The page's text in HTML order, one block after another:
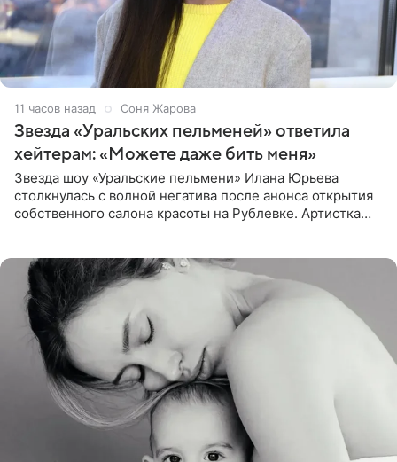
11 часов назад Соня Жарова
Звезда «Уральских пельменей» ответила
хейтерам: «Можете даже бить меня»
Звезда шоу «Уральские пельмени» Илана Юрьева
столкнулась с волной негатива после анонса открытия
собственного салона красоты на Рублевке. Артистка